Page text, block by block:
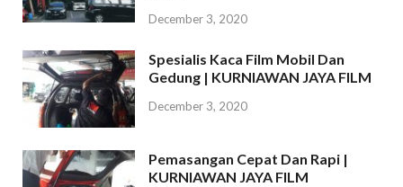
December 3, 2020
Spesialis Kaca Film Mobil Dan
Gedung | KURNIAWAN JAYA FILM
December 3, 2020
Pemasangan Cepat Dan Rapi |
KURNIAWAN JAYA FILM